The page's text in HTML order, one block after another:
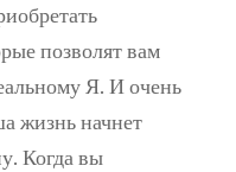
позволят вам
Я. И очень
жизнь начнет
Когда вы